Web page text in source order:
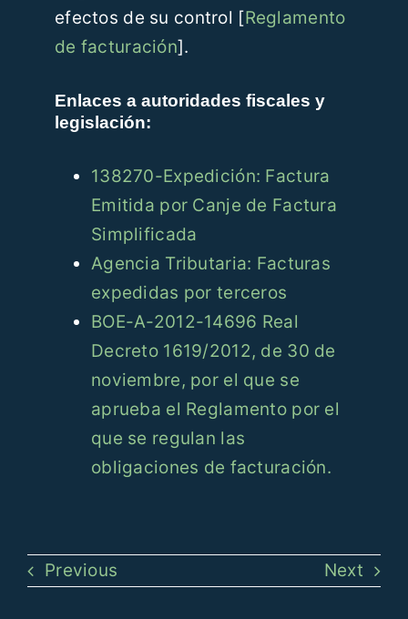
efectos de su control [Reglamento
de facturación].
Enlaces a autoridades fiscales y
legislación:
138270-Expedición: Factura
Emitida por Canje de Factura
Simplificada
Agencia Tributaria: Facturas
expedidas por terceros
BOE-A-2012-14696 Real
Decreto 1619/2012, de 30 de
noviembre, por el que se
aprueba el Reglamento por el
que se regulan las
obligaciones de facturación.
Previous Next